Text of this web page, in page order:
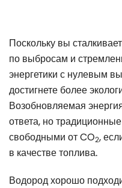
Поскольку вы
по выбросам и
энергетики с нулевым
достигнете более
Возобновляемая
ответа, но
свободными от CO2,
в качестве топлива.
Водород хорошо